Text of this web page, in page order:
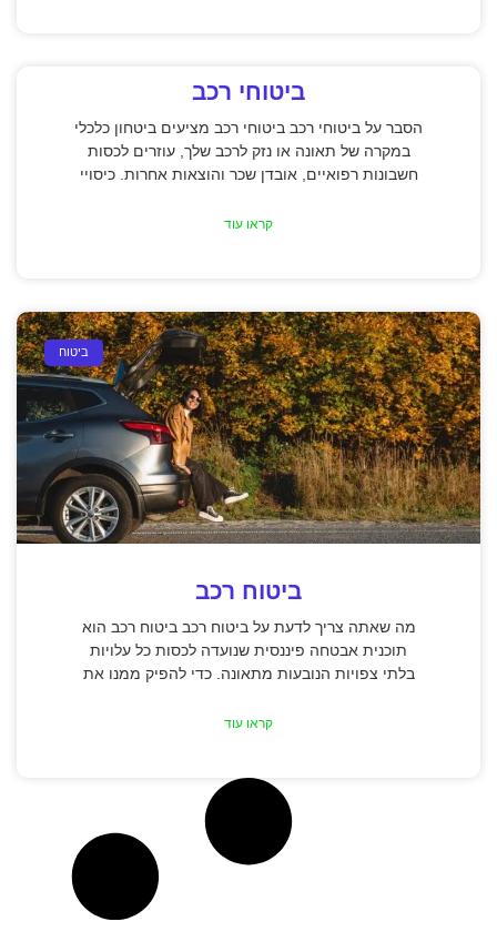
ביטוחי רכב
הסבר על ביטוחי רכב ביטוחי רכב מציעים ביטחון כלכלי
במקרה של תאונה או נזק לרכב שלך, עוזרים לכסות
חשבונות רפואיים, אובדן שכר והוצאות אחרות. כיסויי
קראו עוד
ביטוח
ביטוח רכב
מה שאתה צריך לדעת על ביטוח רכב ביטוח רכב הוא
תוכנית אבטחה פיננסית שנועדה לכסות כל עלויות
בלתי צפויות הנובעות מתאונה. כדי להפיק ממנו את
קראו עוד